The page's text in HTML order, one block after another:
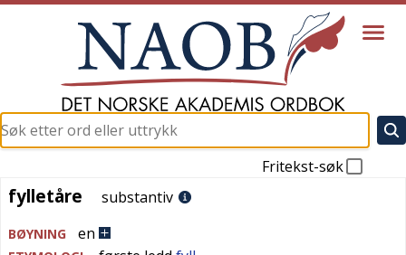
Fritekst-søk
fylletåre
fylletåre substantiv
BØYNING en